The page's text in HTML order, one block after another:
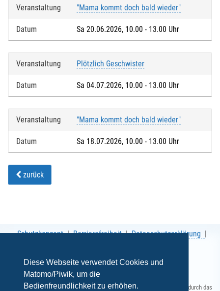
Diese Webseite verwendet Cookies und
Matomo/Piwik, um die
Bedienfreundlichkeit zu erhöhen.
Veranstaltung "Mama kommt doch bald wieder"
Datum Sa 20.06.2026, 10.00 - 13.00 Uhr
Veranstaltung Plötzlich Geschwister
Datum Sa 04.07.2026, 10.00 - 13.00 Uhr
Veranstaltung "Mama kommt doch bald wieder"
Datum Sa 18.07.2026, 10.00 - 13.00 Uhr
zurück
Schutzkonzept Barrierefreiheit
Datenschutzerklärung
Gefördert durch das